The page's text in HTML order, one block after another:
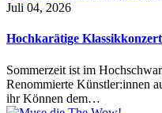
Juli 04, 2026
Hochkarätige
Sommerzeit ist im
Renommierte Künstler:innen
ihr Können dem…